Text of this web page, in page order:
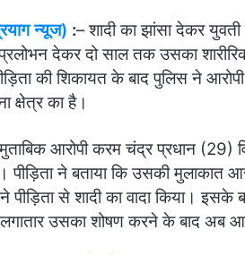
न्यूज) :– शादी का झांसा देकर
प्रलोभन देकर दो साल तक उसका
की शिकायत के बाद पुलिस ने
क्षेत्र का है।
आरोपी करम चंद्र प्रधान (29)
पीड़िता ने बताया कि उसकी
पीड़िता से शादी का वादा किया।
उसका शोषण करने के बाद अब